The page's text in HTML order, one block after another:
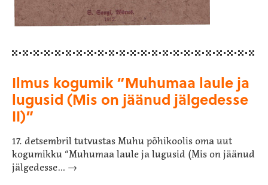
Ilmus kogumik “Muhumaa laule ja
lugusid (Mis on jäänud jälgedesse
II)”
17. detsembril tutvustas Muhu põhikoolis oma uut
kogumikku “Muhumaa laule ja lugusid (Mis on jäänud
jälgedesse… →